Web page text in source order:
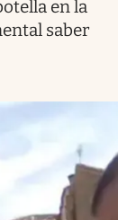
en la
saber